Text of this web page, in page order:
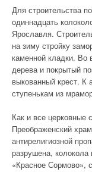
Для строительства
одиннадцать
Ярославля.
на зиму стройку
каменной кладки. Во
дерева и покрытый
выкованный крест.
ступенькам из
Как и все церковные
Преображенский
антирелигиозной
разрушена,
«Красное Сормово»,